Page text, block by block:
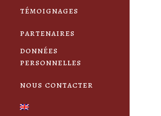
témoignages
partenaires
données
personnelles
nous contacter